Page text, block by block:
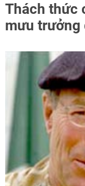
Thách thức
mưu trưởng